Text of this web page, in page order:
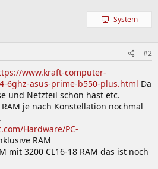
System
#2
www.kraft-computer-
6ghz-asus-prime-b550-plus.html Da
und Netzteil schon hast etc.
je nach Konstellation nochmal
Hardware/PC-
RAM
mit 3200 CL16-18 RAM das ist noch